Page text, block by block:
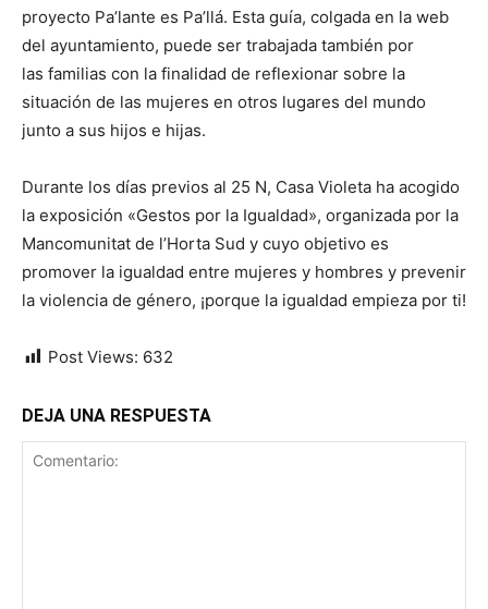
proyecto Pa’lante es Pa’llá. Esta guía, colgada en la web
del ayuntamiento, puede ser trabajada también por
las familias con la finalidad de reflexionar sobre la
situación de las mujeres en otros lugares del mundo
junto a sus hijos e hijas.
Durante los días previos al 25 N, Casa Violeta ha acogido
la exposición «Gestos por la Igualdad», organizada por la
Mancomunitat de l’Horta Sud y cuyo objetivo es
promover la igualdad entre mujeres y hombres y prevenir
la violencia de género, ¡porque la igualdad empieza por ti!
Post Views: 632
DEJA UNA RESPUESTA